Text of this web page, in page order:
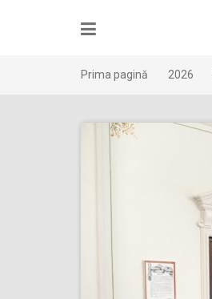
Prima pagină 2026